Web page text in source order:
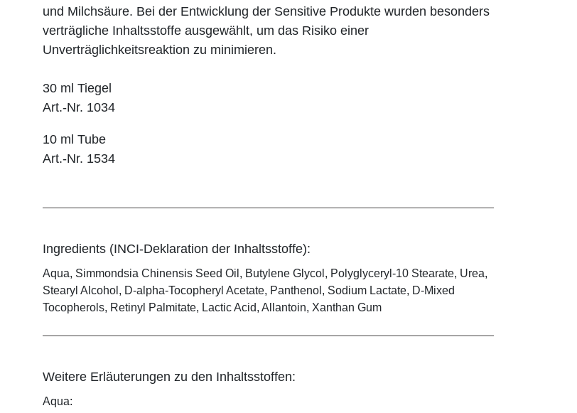
und Milchsäure. Bei der Entwicklung der Sensitive Pro­dukte wurden besonders
verträgliche Inhaltsstoffe ausgewählt, um das Risiko einer
Unverträglichkeitsreaktion zu minimieren.
30 ml Tiegel
Art.-Nr. 1034
10 ml Tube
Art.-Nr. 1534
Ingredients (INCI-Deklaration der Inhaltsstoffe):
Aqua, Simmondsia Chinensis Seed Oil, Butylene Glycol, Polyglyceryl-10 Stearate, Urea,
Stearyl Alcohol, D-alpha-Tocopheryl Acetate, Panthenol, Sodium Lactate, D-Mixed
Tocopherols, Retinyl Palmitate, Lactic Acid, Allantoin, Xanthan Gum
Weitere Erläuterungen zu den Inhaltsstoffen:
Aqua: